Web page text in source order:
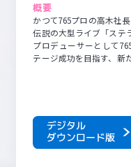
概要
かつて765プロの高木社
伝説の大型ライブ「ステ
プロデューサーとして
テージ成功を目指す、新